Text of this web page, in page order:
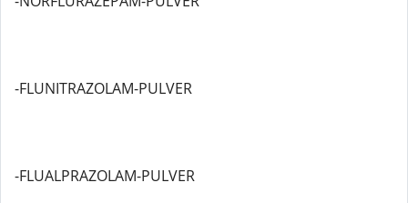
-FLUNITRAZOLAM-PULVER
-FLUALPRAZOLAM-PULVER